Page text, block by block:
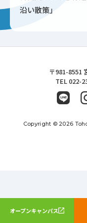
オープンキャンパス
沿い散策」
東北文
〒981-8551
TEL 022-
Copyright © 2026